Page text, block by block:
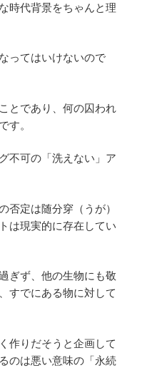
時代背景をちゃんと理
ってはいけないので
とであり、何の囚われ
す。
不可の「洗えない」ア
否定は随分穿（うが）
は現実的に存在してい
ぎず、他の生物にも敬
すでにある物に対して
作りだそうと企画して
のは悪い意味の「永続